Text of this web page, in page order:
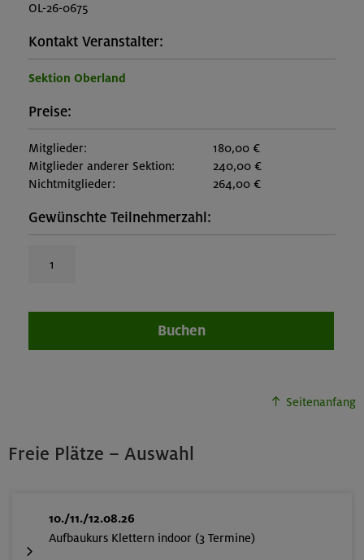
OL-26-0675
Kontakt Veranstalter:
Sektion Oberland
Preise:
Mitglieder:
180,00 €
Mitglieder anderer Sektion:
240,00 €
Nichtmitglieder:
264,00 €
Gewünschte Teilnehmerzahl:
Buchen
Seitenanfang
Freie Plätze – Auswahl
10./11./12.08.26
Aufbaukurs Klettern indoor (3 Termine)